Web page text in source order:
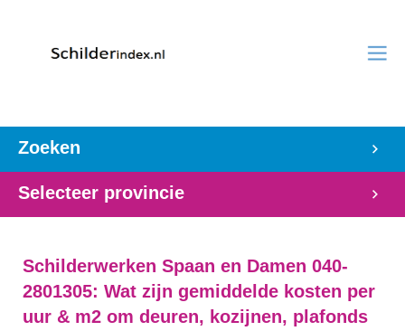
Zoeken
Selecteer provincie
Schilderwerken Spaan en Damen 040-
2801305: Wat zijn gemiddelde kosten per
uur & m2 om deuren, kozijnen, plafonds